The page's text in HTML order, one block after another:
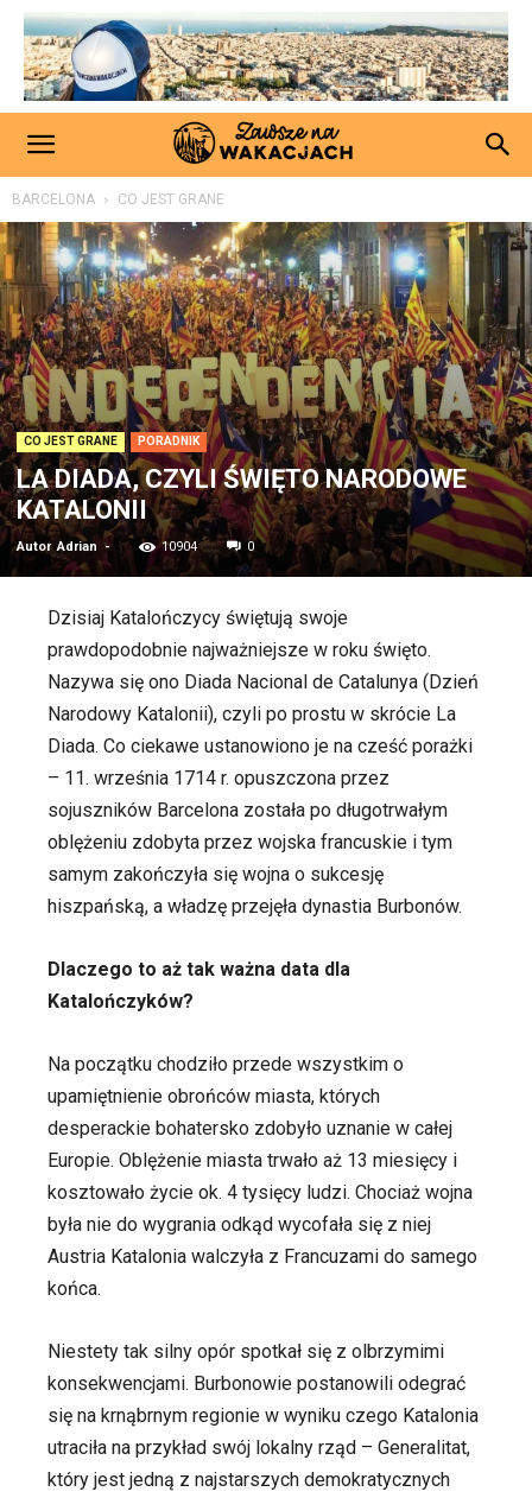
BARCELONA CO JEST GRANE
CO JEST GRANE PORADNIK
LA DIADA, CZYLI ŚWIĘTO NARODOWE
KATALONII
Autor Adrian - 10904 0
Dzisiaj Katalończycy świętują swoje
prawdopodobnie najważniejsze w roku święto.
Nazywa się ono Diada Nacional de Catalunya (Dzień
Narodowy Katalonii), czyli po prostu w skrócie La
Diada. Co ciekawe ustanowiono je na cześć porażki
– 11. września 1714 r. opuszczona przez
sojuszników Barcelona została po długotrwałym
oblężeniu zdobyta przez wojska francuskie i tym
samym zakończyła się wojna o sukcesję
hiszpańską, a władzę przejęła dynastia Burbonów.
Dlaczego to aż tak ważna data dla
Katalończyków?
Na początku chodziło przede wszystkim o
upamiętnienie obrońców miasta, których
desperackie bohatersko zdobyło uznanie w całej
Europie. Oblężenie miasta trwało aż 13 miesięcy i
kosztowało życie ok. 4 tysięcy ludzi. Chociaż wojna
była nie do wygrania odkąd wycofała się z niej
Austria Katalonia walczyła z Francuzami do samego
końca.
Niestety tak silny opór spotkał się z olbrzymimi
konsekwencjami. Burbonowie postanowili odegrać
się na krnąbrnym regionie w wyniku czego Katalonia
utraciła na przykład swój lokalny rząd – Generalitat,
który jest jedną z najstarszych demokratycznych